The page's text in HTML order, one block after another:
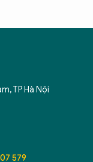
TP Hà Nội
579